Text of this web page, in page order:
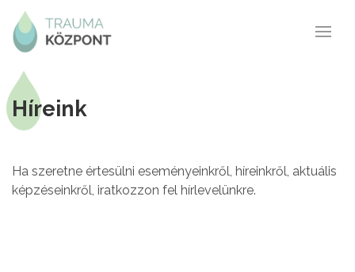
Híreink
Ha szeretne értesülni eseményeinkről, híreinkről, aktuális
képzéseinkről, iratkozzon fel hírlevelünkre.